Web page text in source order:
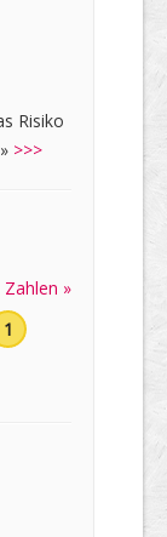
Risiko
>>>
»
1